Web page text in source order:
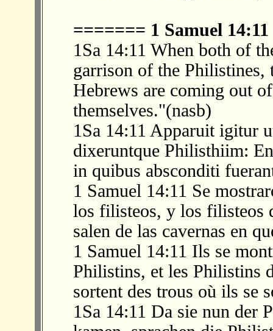
======= 1 Samuel
1Sa 14:11 When both of
garrison of the
Hebrews are coming out
themselves."(nasb)
1Sa 14:11 Apparuit igitur
dixeruntque Philisthiim:
in quibus absconditi
1 Samuel 14:11 Se
los filisteos, y los filisteos
salen de las cavernas en
1 Samuel 14:11 Ils se
Philistins, et les Philistins
sortent des trous où ils se
1Sa 14:11 Da sie nun der